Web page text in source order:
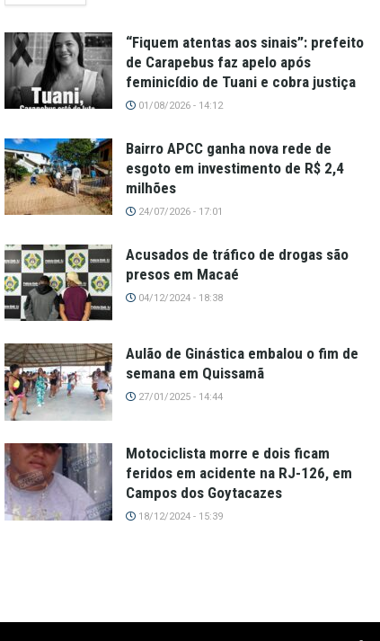
“Fiquem atentas aos sinais”: prefeito
de Carapebus faz apelo após
feminicídio de Tuani e cobra justiça
01/08/2026 - 14:12
Bairro APCC ganha nova rede de
esgoto em investimento de R$ 2,4
milhões
24/07/2026 - 17:01
Acusados de tráfico de drogas são
presos em Macaé
04/12/2024 - 18:38
Aulão de Ginástica embalou o fim de
semana em Quissamã
27/01/2025 - 14:44
Motociclista morre e dois ficam
feridos em acidente na RJ-126, em
Campos dos Goytacazes
18/12/2024 - 15:39